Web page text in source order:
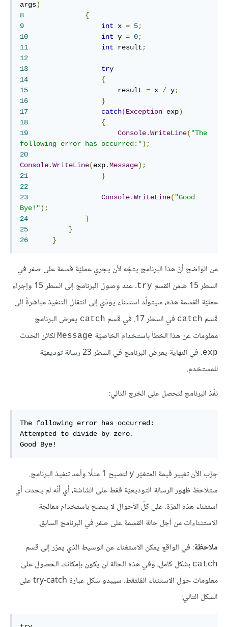
args)
8
{
9
int x = 5;
10
int y = 0;
11
int result;
12
13
try
14
{
15
	                result
= x / y;
16
}
17
catch(Exception exp)
18
{
19
Console.WriteLine( "The
following error has occurred:");
20
Console.WriteLine(exp.Message);
21
}
22
23
Console.WriteLine( "Good
Bye!");
24
}
25
}
26
}
من الواضح أنّ هذا البرنامج يتجّه لأن يجري عمليّة قسمة على صفر في
السطر 15 ضمن القسم
try
. عند وصول البرنامج إلى السطر 15 وإجراء
عمليّة القسمة هذه، سيتولّد استثناء يؤدّي إلى انتقال التنفيذ مباشرةً إلى
قسم catch في السطر 17. في قسم catch يعرض البرنامج
معلومات عن هذا الخطأ باستخدام الخاصيّة Message لكائن الحدث
exp
. في النهاية يعرض البرنامج في السطر 23 رسالة توديعيّة
للمستخدم.
نفّذ البرنامج لتحصل على الخرج التالي:
The following error has occurred:
Attempted to divide by zero.
Good Bye!
جرّب الآن تغيير قيمة المتغيّر y
لتصبح 1 مثلًا وأعد تنفيذ البرنامج.
ستلاحظ ظهور الرسالة التوديعيّة فقط على الشاشة، أي أنّه لم يحدث أي
استثناء هذه المرّة. على كلّ الأحوال لا ينصح باستخدام معالجة
الاستثناءات من أجل حالة القسمة على صفر في البرنامج السابق.
ملاحظة: في الواقع يمكن الاستغناء عن الوسيط الذي يمرّر إلى قسم
catch بشكل كامل، وفي هذه الحالة لن يكون بإمكانك الحصول على
معلومات حول الاستثناء المُلتقط. سيبدو شكل عبارة try-catch على
الشكل التالي: